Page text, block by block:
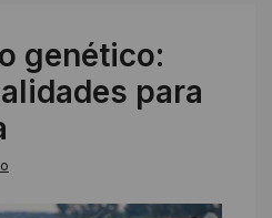
genético:
para